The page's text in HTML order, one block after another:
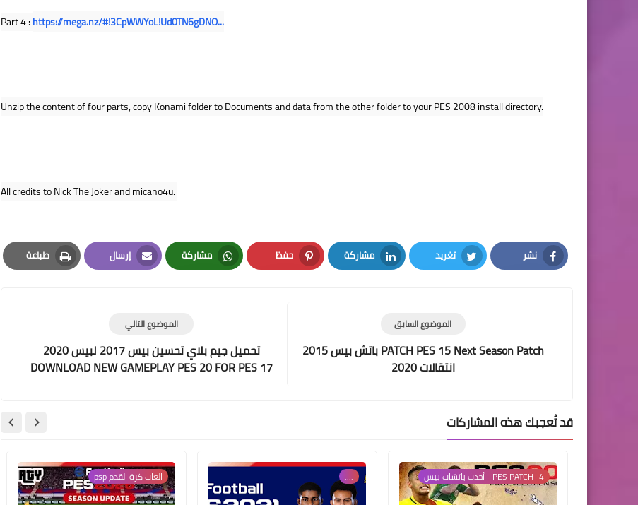
Part 4 : https://mega.nz/#!3CpWWYoL!Ud0TN6gDNO...
Unzip the content of four parts, copy Konami folder to Documents and data from the other folder to your PES 2008 install directory.
All credits to Nick The Joker and micano4u.
نشر
Facebook
تغريد
Twitter
مشاركة
LinkedIn
حفظ
Pinterest
مشاركة
Whatsapp
إرسال
Email
طباعة
Print
الموضوع التالي
تحميل جيم بلاي تحسين بيس 2017 لبيس 2020
DOWNLOAD NEW GAMEPLAY PES 20 FOR PES 17
الموضوع السابق
PATCH PES 15 Next Season Patch باتش بيس 2015
انتقالات 2020
قد تُعجبك هذه المشاركات
4- PES PATCH - أحدث باتشات بيس .... العاب كرة القدم psp